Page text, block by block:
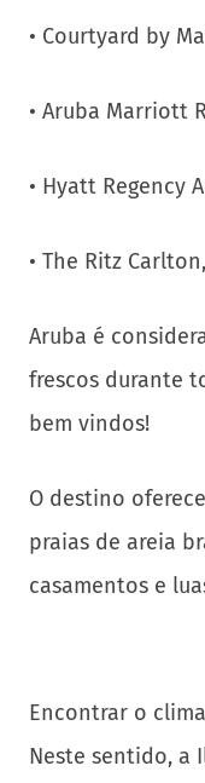
• Courtyard by
• Aruba Marriott
• Hyatt Regency
• The Ritz
Aruba é
frescos durante
bem vindos!
O destino
praias de areia
casamentos e
Encontrar o
Neste sentido, a